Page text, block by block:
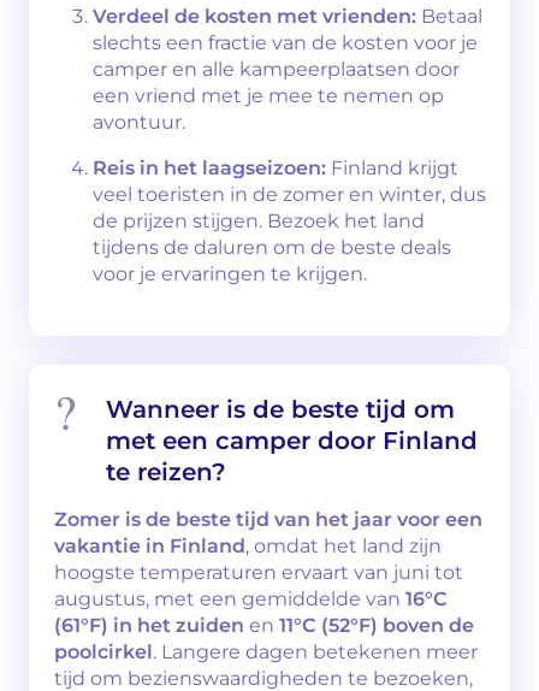
Verdeel de kosten met vrienden: Betaal
slechts een fractie van de kosten voor je
camper en alle kampeerplaatsen door
een vriend met je mee te nemen op
avontuur.
Reis in het laagseizoen: Finland krijgt
veel toeristen in de zomer en winter, dus
de prijzen stijgen. Bezoek het land
tijdens de daluren om de beste deals
voor je ervaringen te krijgen.
Wanneer is de beste tijd om
met een camper door Finland
te reizen?
Zomer is de beste tijd van het jaar voor een
vakantie in Finland, omdat het land zijn
hoogste temperaturen ervaart van juni tot
augustus, met een gemiddelde van 16°C
(61°F) in het zuiden en 11°C (52°F) boven de
poolcirkel. Langere dagen betekenen meer
tijd om bezienswaardigheden te bezoeken,